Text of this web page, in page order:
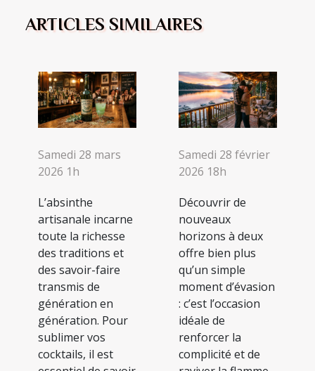
ARTICLES SIMILAIRES
Samedi 28 mars
2026 1h
L’absinthe
artisanale incarne
toute la richesse
des traditions et
des savoir-faire
transmis de
génération en
génération. Pour
sublimer vos
cocktails, il est
Samedi 28 février
2026 18h
Découvrir de
nouveaux
horizons à deux
offre bien plus
qu’un simple
moment d’évasion
: c’est l’occasion
idéale de
renforcer la
complicité et de